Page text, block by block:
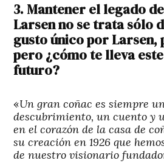
3. Mantener el legado
Larsen no se trata sólo
gusto único por Larsen,
pero ¿cómo te lleva
futuro?
«Un gran coñac es siempre
descubrimiento, un cuento y
en el corazón de la casa de
su creación en 1926 que
de nuestro visionario